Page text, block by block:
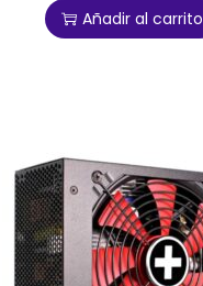
Añadir al carrito